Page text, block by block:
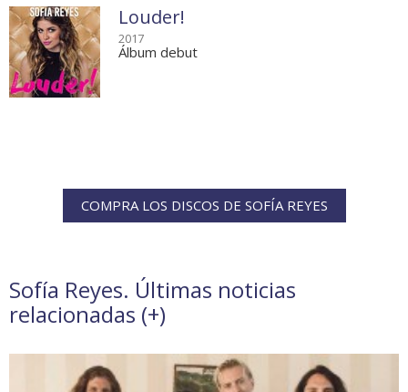
Louder!
2017
Álbum debut
COMPRA LOS DISCOS DE SOFÍA REYES
Sofía Reyes. Últimas noticias
relacionadas (+)